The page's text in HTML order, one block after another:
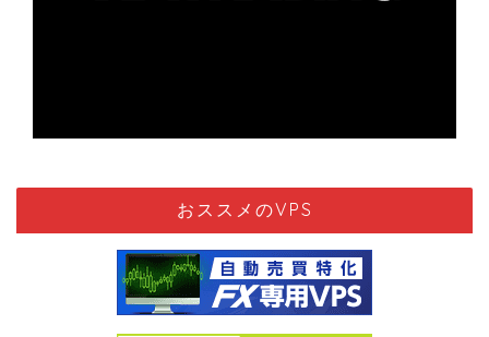
おススメのVPS